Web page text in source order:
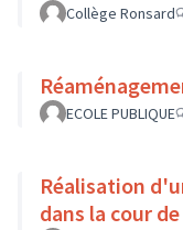
Collège Ronsard
ECOLE PUBLIQUE
Réalisation
dans la cour